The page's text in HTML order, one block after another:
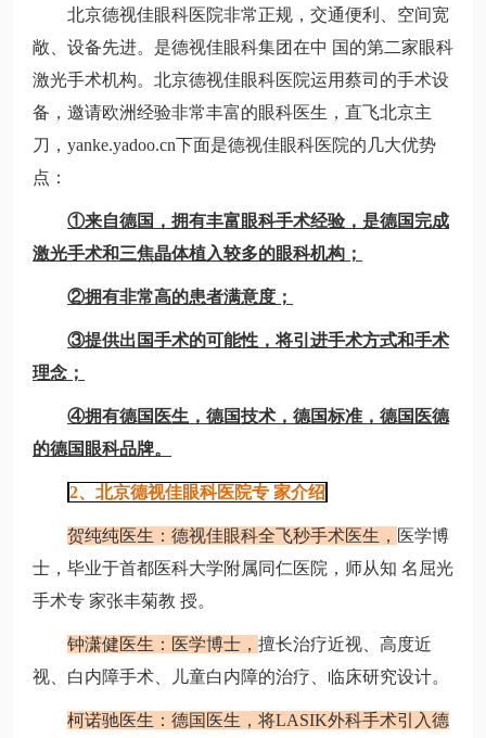
北京德视佳眼科医院非常正规，交通便利、空间宽
敞、设备先进。是德视佳眼科集团在中 国的第二家眼科
激光手术机构。北京德视佳眼科医院运用蔡司的手术设
备，邀请欧洲经验非常丰富的眼科医生，直飞北京主
刀，yanke.yadoo.cn下面是德视佳眼科医院的几大优势
点：
①来自德国，拥有丰富眼科手术经验，是德国完成
激光手术和三焦晶体植入较多的眼科机构；
②拥有非常高的患者满意度；
③提供出国手术的可能性，将引进手术方式和手术
理念；
④拥有德国医生，德国技术，德国标准，德国医德
的德国眼科品牌。
2、北京德视佳眼科医院专 家介绍
贺纯纯医生：德视佳眼科全飞秒手术医生， 医学博
士，毕业于首都医科大学附属同仁医院，师从知 名屈光
手术专 家张丰菊教 授。
钟潇健医生：医学博士， 擅长治疗近视、高度近
视、白内障手术、儿童白内障的治疗、临床研究设计。
柯诺驰医生：德国医生，将LASIK外科手术引入德